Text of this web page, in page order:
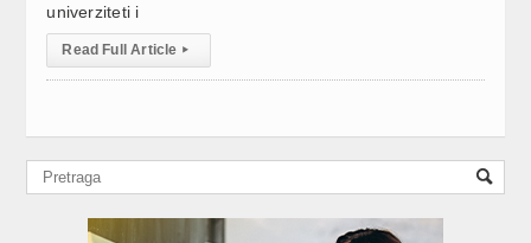
univerziteti i
Read Full Article ▸